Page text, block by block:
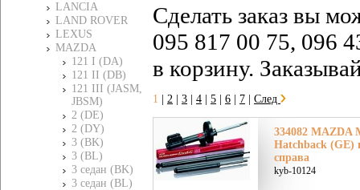
LANCIA
LAND ROVER
LEXUS
MAZDA
121 I (DA)
121 II (DB)
121 III (JASM,
JBSM)
2 (DE)
2 (DY)
3 (BK)
3 (BL)
3 седан (BK)
3 седан (BL)
Сделать заказ вы
095 817 00 75, 096
в корзину.
1 2 3 4 5 6 7 След
334082 MAZDA
Hatchback (GE)
справа
kyb-10124